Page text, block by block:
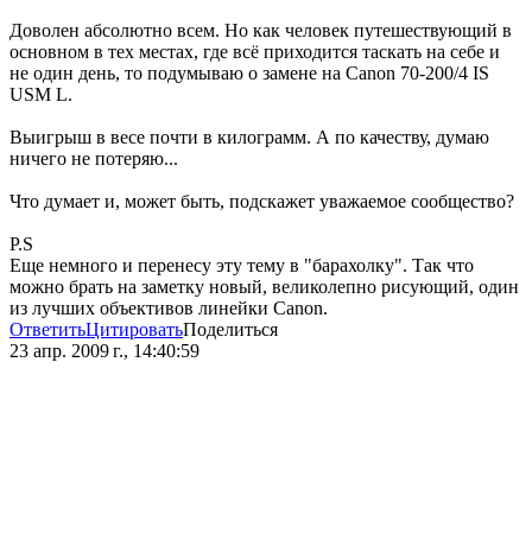
Доволен абсолютно всем. Но как человек путешествующий в
основном в тех местах, где всё приходится таскать на себе и
не один день, то подумываю о замене на Canon 70-200/4 IS
USM L.
Выигрыш в весе почти в килограмм. А по качеству, думаю
ничего не потеряю...
Что думает и, может быть, подскажет уважаемое сообщество?
P.S
Еще немного и перенесу эту тему в "барахолку". Так что
можно брать на заметку новый, великолепно рисующий, один
из лучших объективов линейки Canon.
ОтветитьЦитироватьПоделиться
23 апр. 2009 г., 14:40:59